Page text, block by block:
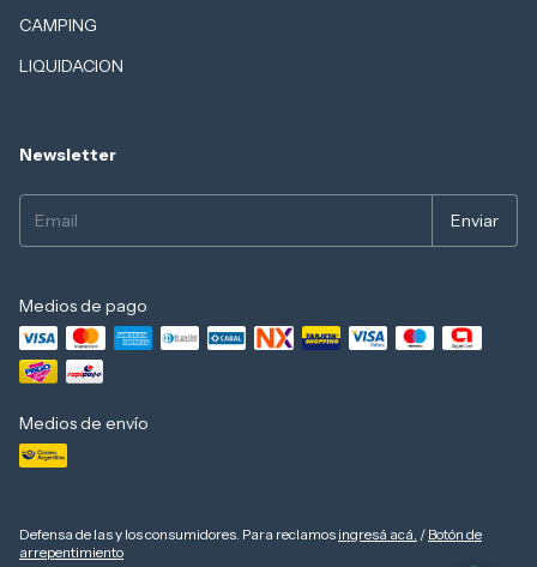
CAMPING
LIQUIDACION
Newsletter
Medios de pago
Medios de envío
Defensa de las y los consumidores. Para reclamos ingresá acá. / Botón de
arrepentimiento